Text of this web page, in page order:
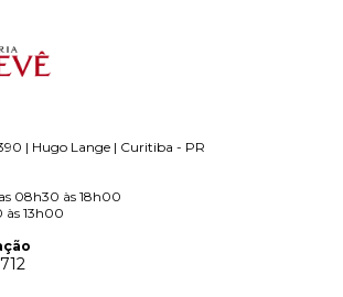
| Hugo Lange | Curitiba - PR
08h30 às 18h00
às 13h00